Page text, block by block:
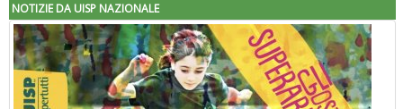
NOTIZIE DA UISP NAZIONALE